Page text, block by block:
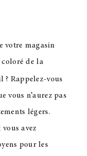
votre magasin
de la
? Rappelez-vous
vous n’aurez pas
légers.
avez
pour les